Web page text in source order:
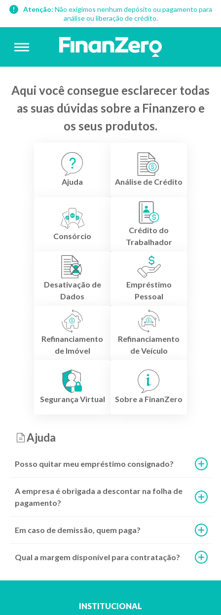
Atenção: Não exigimos nenhum depósito ou pagamento para
análise ou liberação de crédito.
Aqui você consegue esclarecer todas
as suas dúvidas sobre a Finanzero e
os seus produtos.
Ajuda Análise de Crédito
Consórcio
Crédito do
Trabalhador
Desativação de
Dados
Empréstimo
Pessoal
Refinanciamento
de Imóvel
Refinanciamento
de Veículo
Segurança Virtual Sobre a FinanZero
Ajuda
Posso quitar meu empréstimo consignado?
A empresa é obrigada a descontar na folha de
pagamento?
Em caso de demissão, quem paga?
Qual a margem disponível para contratação?
INSTITUCIONAL